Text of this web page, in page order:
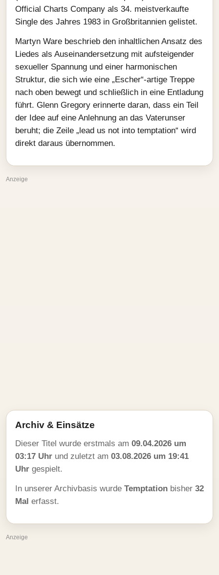
Official Charts Company als 34. meistverkaufte
Single des Jahres 1983 in Großbritannien gelistet.
Martyn Ware beschrieb den inhaltlichen Ansatz des
Liedes als Auseinandersetzung mit aufsteigender
sexueller Spannung und einer harmonischen
Struktur, die sich wie eine „Escher“-artige Treppe
nach oben bewegt und schließlich in eine Entladung
führt. Glenn Gregory erinnerte daran, dass ein Teil
der Idee auf eine Anlehnung an das Vaterunser
beruht; die Zeile „lead us not into temptation“ wird
direkt daraus übernommen.
Anzeige
Archiv & Einsätze
Dieser Titel wurde erstmals am 09.04.2026 um
03:17 Uhr und zuletzt am 03.08.2026 um 19:41
Uhr gespielt.
In unserer Archivbasis wurde Temptation bisher 32
Mal erfasst.
Anzeige